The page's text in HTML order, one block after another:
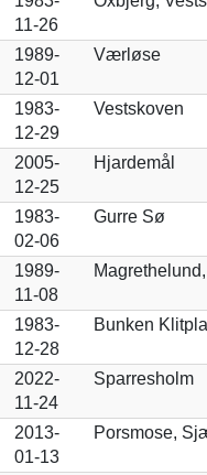
11-26
1989-
12-01
Værløse
1983-
12-29
Vestskoven
2005-
12-25
Hjardemål
1983-
02-06
Gurre Sø
1989-
11-08
1983-
12-28
Bunken
2022-
11-24
Sparresholm
2013-
01-13
Porsmose,